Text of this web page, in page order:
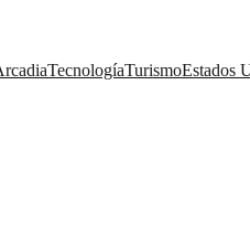
TecnologíaTurismoEstados